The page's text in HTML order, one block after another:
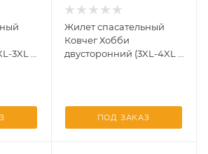
3XL /
Жилет спасательный
Ковчег Хобби
двусторонний (3XL-4XL /
ПОД ЗАКАЗ